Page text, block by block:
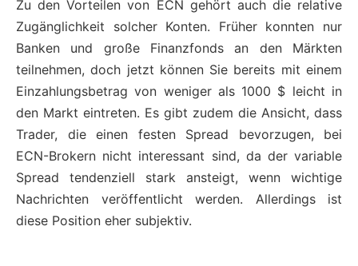
Zu den Vorteilen von ECN gehört auch die relative
Zugänglichkeit solcher Konten. Früher konnten nur
Banken und große Finanzfonds an den Märkten
teilnehmen, doch jetzt können Sie bereits mit einem
Einzahlungsbetrag von weniger als 1000 $ leicht in
den Markt eintreten. Es gibt zudem die Ansicht, dass
Trader, die einen festen Spread bevorzugen, bei
ECN-Brokern nicht interessant sind, da der variable
Spread tendenziell stark ansteigt, wenn wichtige
Nachrichten veröffentlicht werden. Allerdings ist
diese Position eher subjektiv.